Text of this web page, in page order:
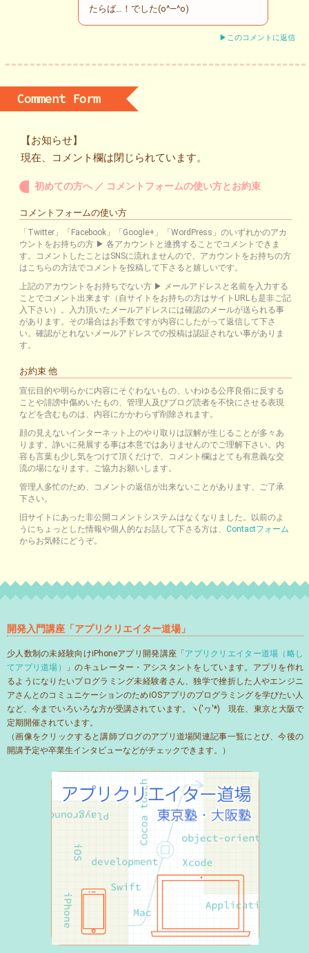
たらば…！でした(o^―^o)
▶このコメントに返信
Comment Form
【お知らせ】
現在、コメント欄は閉じられています。
初めての方へ ／ コメントフォームの使い方とお約束
コメントフォームの使い方
「Twitter」「Facebook」「Google+」「WordPress」のいずれかのアカ
ウントをお持ちの方 ▶ 各アカウントと連携することでコメントできま
す。コメントしたことはSNSに流れませんので、アカウントをお持ちの方
はこちらの方法でコメントを投稿して下さると嬉しいです。
上記のアカウントをお持ちでない方 ▶ メールアドレスと名前を入力する
ことでコメント出来ます（自サイトをお持ちの方はサイトURLも是非ご記
入下さい）。入力頂いたメールアドレスには確認のメールが送られる事
があります。その場合はお手数ですが内容にしたがって返信して下さ
い。確認がとれないメールアドレスでの投稿は認証されない事がありま
す。
お約束 他
宣伝目的や明らかに内容にそぐわないもの、いわゆる公序良俗に反する
ことや誹謗中傷めいたもの、管理人及びブログ読者を不快にさせる表現
などを含むものは、内容にかかわらず削除されます。
顔の見えないインターネット上のやり取りは誤解が生じることが多々あ
ります。諍いに発展する事は本意ではありませんのでご理解下さい。内
容も言葉も少し気をつけて頂くだけで、コメント欄はとても有意義な交
流の場になります。ご協力お願いします。
管理人多忙のため、コメントの返信が出来ないことがあります、ご了承
下さい。
旧サイトにあった非公開コメントシステムはなくなりました。以前のよ
うにちょっとした情報や個人的なお話して下さる方は、 Contactフォーム
からお気軽にどうぞ。
開発入門講座「アプリクリエイター道場」
少人数制の未経験向けiPhoneアプリ開発講座「 アプリクリエイター道場（略し
てアプリ道場）
」のキュレーター・アシスタントをしています。アプリを作れ
るようになりたいプログラミング未経験者さん、独学で挫折した人やエンジニ
アさんとのコミュニケーションのためiOSアプリのプログラミングを学びたい人
など、今までいろいろな方が受講されています。ヽ('ヮ'*)ゝ現在、東京と大阪で
定期開催されています。
（画像をクリックすると講師ブログのアプリ道場関連記事一覧にとび、今後の
開講予定や卒業生インタビューなどがチェックできます。）